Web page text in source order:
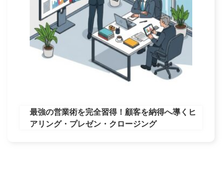
最強の営業術を完全習得！顧客を納得へ導くヒ
アリング・プレゼン・クロージング